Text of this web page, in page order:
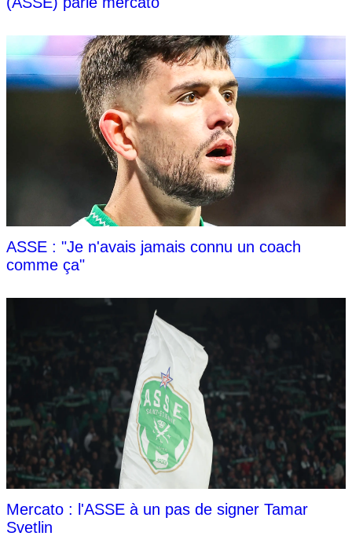
ASSE : "Je n'avais jamais connu un coach
comme ça"
Mercato : l'ASSE à un pas de signer Tamar
Svetlin